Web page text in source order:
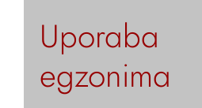
Uporaba
egzonima